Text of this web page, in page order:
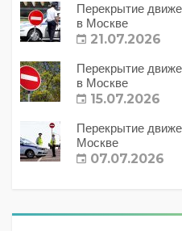
Перекрытие
в Москве
21.07.2026
Перекрытие
в Москве
15.07.2026
Перекрытие
Москве
07.07.2026